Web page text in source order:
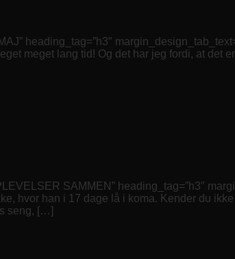
heading_tag=”h3″
meget lang tid! Og det har jeg fordi, at det
SAMMEN” heading_tag=”h3″
hvor han i 17 dage lå i koma. Kender du
seng, […]